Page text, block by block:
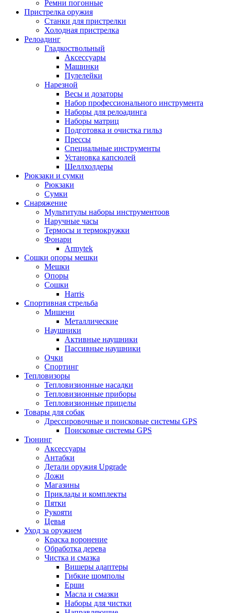
Ремни погонные
Пристрелка оружия
Станки для пристрелки
Холодная пристрелка
Релоадинг
Гладкоствольный
Аксессуары
Машинки
Пулелейки
Нарезной
Весы и дозаторы
Набор профессионального инструмента
Наборы для релоадинга
Наборы матриц
Подготовка и очистка гильз
Прессы
Специальные инструменты
Установка капсюлей
Шеллхолдеры
Рюкзаки и сумки
Рюкзаки
Сумки
Снаряжение
Мультитулы наборы инструментоов
Наручные часы
Термосы и термокружки
Фонари
Armytek
Сошки опоры мешки
Мешки
Опоры
Сошки
Harris
Спортивная стрельба
Мишени
Металлические
Наушники
Активные наушники
Пассивные наушники
Очки
Спортинг
Тепловизоры
Тепловизионные насадки
Тепловизионные приборы
Тепловизионные прицелы
Товары для собак
Дрессировочные и поисковые системы GPS
Поисковые системы GPS
Тюнинг
Аксессуары
Антабки
Детали оружия Upgrade
Ложи
Магазины
Приклады и комплекты
Пятки
Рукояти
Цевья
Уход за оружием
Краска воронение
Обработка дерева
Чистка и смазка
Вишеры адаптеры
Гибкие шомполы
Ерши
Масла и смазки
Наборы для чистки